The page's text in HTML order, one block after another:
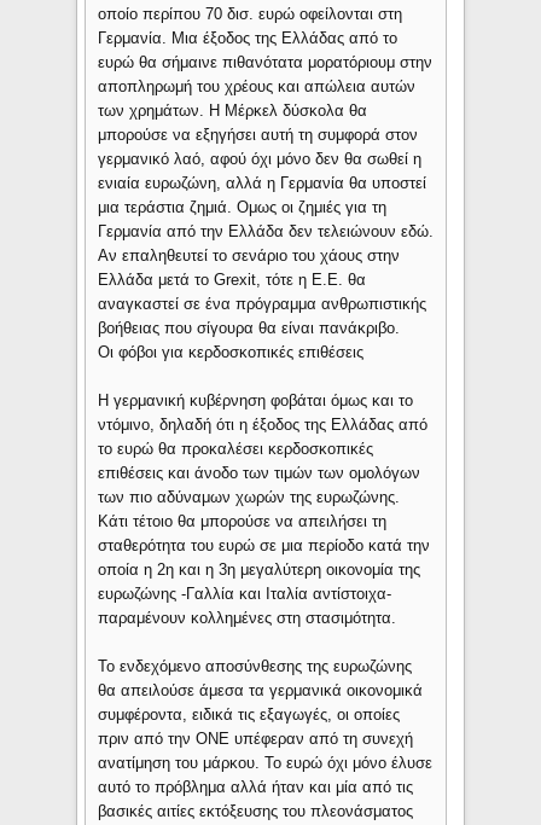
οποίο περίπου 70 δισ. ευρώ οφείλονται στη
Γερμανία. Μια έξοδος της Ελλάδας από το
ευρώ θα σήμαινε πιθανότατα μορατόριουμ στην
αποπληρωμή του χρέους και απώλεια αυτών
των χρημάτων. Η Μέρκελ δύσκολα θα
μπορούσε να εξηγήσει αυτή τη συμφορά στον
γερμανικό λαό, αφού όχι μόνο δεν θα σωθεί η
ενιαία ευρωζώνη, αλλά η Γερμανία θα υποστεί
μια τεράστια ζημιά. Ομως οι ζημιές για τη
Γερμανία από την Ελλάδα δεν τελειώνουν εδώ.
Αν επαληθευτεί το σενάριο του χάους στην
Ελλάδα μετά το Grexit, τότε η Ε.Ε. θα
αναγκαστεί σε ένα πρόγραμμα ανθρωπιστικής
βοήθειας που σίγουρα θα είναι πανάκριβο.
Οι φόβοι για κερδοσκοπικές επιθέσεις
Η γερμανική κυβέρνηση φοβάται όμως και το
ντόμινο, δηλαδή ότι η έξοδος της Ελλάδας από
το ευρώ θα προκαλέσει κερδοσκοπικές
επιθέσεις και άνοδο των τιμών των ομολόγων
των πιο αδύναμων χωρών της ευρωζώνης.
Κάτι τέτοιο θα μπορούσε να απειλήσει τη
σταθερότητα του ευρώ σε μια περίοδο κατά την
οποία η 2η και η 3η μεγαλύτερη οικονομία της
ευρωζώνης -Γαλλία και Ιταλία αντίστοιχα-
παραμένουν κολλημένες στη στασιμότητα.
Το ενδεχόμενο αποσύνθεσης της ευρωζώνης
θα απειλούσε άμεσα τα γερμανικά οικονομικά
συμφέροντα, ειδικά τις εξαγωγές, οι οποίες
πριν από την ΟΝΕ υπέφεραν από τη συνεχή
ανατίμηση του μάρκου. Το ευρώ όχι μόνο έλυσε
αυτό το πρόβλημα αλλά ήταν και μία από τις
βασικές αιτίες εκτόξευσης του πλεονάσματος